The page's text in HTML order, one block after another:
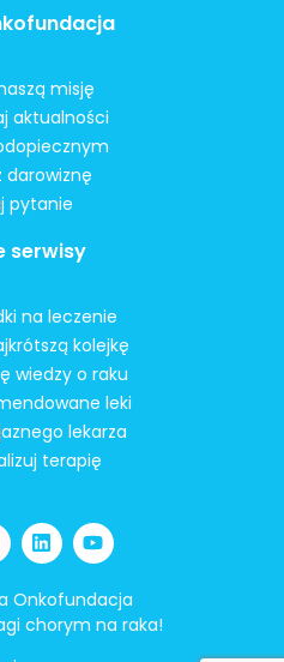
misję
aktualności
darowiznę
pytanie
serwisy
na leczenie
kolejkę
wiedzy o raku
leki
lekarza
terapię
Onkofundacja
chorym na raka!